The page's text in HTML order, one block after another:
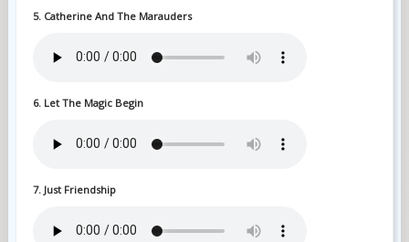
5. Catherine And The Marauders
6. Let The Magic Begin
7. Just Friendship